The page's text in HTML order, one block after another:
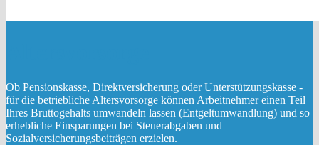
Ob Pensionskasse, Direktversicherung oder Unterstützungskasse -
für die betriebliche Altersvorsorge können Arbeitnehmer einen Teil
Ihres Bruttogehalts umwandeln lassen (Entgeltumwandlung) und so
erhebliche Einsparungen bei Steuerabgaben und
Sozialversicherungsbeiträgen erzielen.